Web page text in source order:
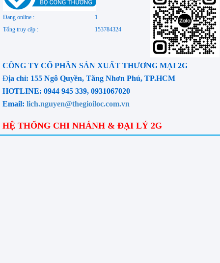
Đang online :
1
Tổng truy cập :
153784324
CÔNG TY CỔ PHẦN SẢN XUẤT THƯƠNG MẠI 2G
Địa chỉ: 155 Ngô Quyền, Tăng Nhơn Phú, TP.HCM
HOTLINE: 0944 945 339, 0931067020
Email: lich.nguyen@thegioiloc.com.vn
HỆ THỐNG CHI NHÁNH & ĐẠI LÝ 2G